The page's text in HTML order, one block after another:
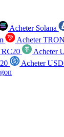
Acheter Solana
Acheter TRON
Acheter
Acheter